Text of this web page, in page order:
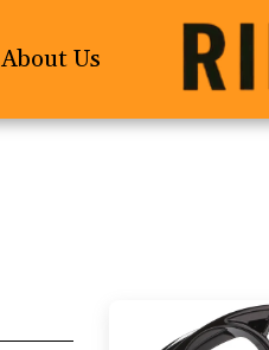
About Us